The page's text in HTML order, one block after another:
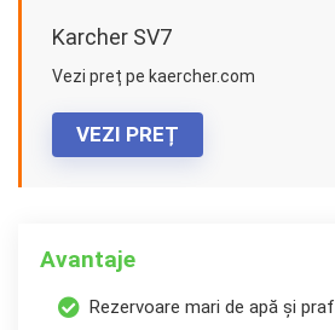
VEZI PREȚ
Karcher SV7
Vezi preț pe kaercher.com
Avantaje
Rezervoare mari de apă și praf